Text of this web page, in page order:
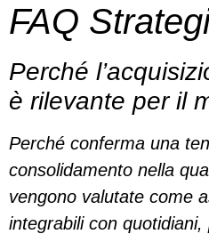
FAQ
Perché
è rilevante per il
Perché conferma una
consolidamento nella
vengono valutate come
integrabili con